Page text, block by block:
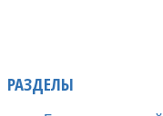
РАЗДЕЛЫ